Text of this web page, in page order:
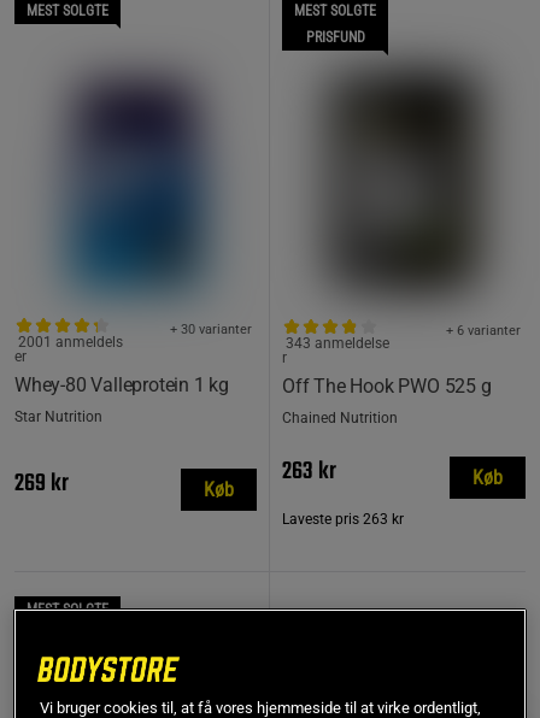
MEST SOLGTE
Whey-80 Valleprotein 1 kg
+ 30 varianter
2001 anmeldels
er
Star Nutrition
269 kr Køb
MEST SOLGTE
PRISFUND
Off The Hook PWO 525 g
+ 6 varianter
343 anmeldelse
r
Chained Nutrition
263 kr
Laveste pris 263 kr
Køb
MEST SOLGTE
Vi bruger cookies til, at få vores hjemmeside til at virke ordentligt,